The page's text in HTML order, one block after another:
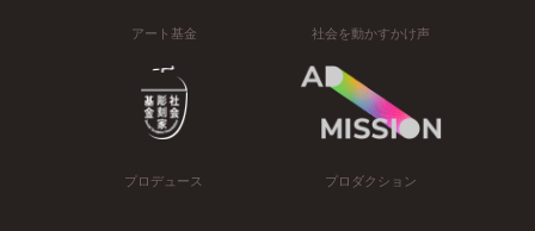
アート基金 社会を動かすかけ声
プロデュース プロダクション